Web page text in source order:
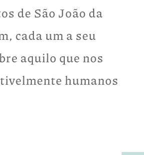
de São João da
cada um a seu
aquilo que nos
humanos